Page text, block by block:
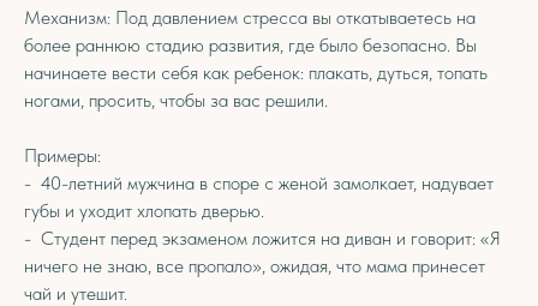
Механизм: Под давлением стресса вы откатываетесь на
более раннюю стадию развития, где было безопасно. Вы
начинаете вести себя как ребенок: плакать, дуться, топать
ногами, просить, чтобы за вас решили.
Примеры:
- 40-летний мужчина в споре с женой замолкает, надувает
губы и уходит хлопать дверью.
- Студент перед экзаменом ложится на диван и говорит: «Я
ничего не знаю, все пропало», ожидая, что мама принесет
чай и утешит.